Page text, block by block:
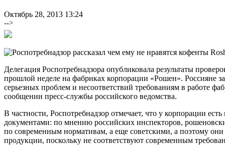
Октябрь 28, 2013 13:24
-->
Делегация Роспотребнадзора опубликовала результаты
прошлой неделе на фабриках корпорации «Рошен». Россияне
серьезных проблем и несоответствий требованиям в работе
сообщении пресс-службы российского ведомства.
В частности, Роспотребнадзор отмечает, что у корпорации
документами: по мнению российских инспекторов,
по современным нормативам, а еще советскими, а поэтому они
продукции, поскольку не соответствуют современным